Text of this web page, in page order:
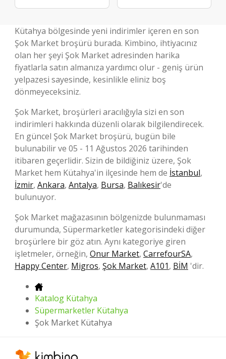
Kütahya bölgesinde yeni indirimler içeren en son
Şok Market broşürü burada. Kimbino, ihtiyacınız
olan her şeyi Şok Market adresinden harika
fiyatlarla satın almanıza yardımcı olur - geniş ürün
yelpazesi sayesinde, kesinlikle eliniz boş
dönmeyeceksiniz.
Şok Market, broşürleri aracılığıyla sizi en son
indirimleri hakkında düzenli olarak bilgilendirecek.
En güncel Şok Market broşürü, bugün bile
bulunabilir ve 05 - 11 Ağustos 2026 tarihinden
itibaren geçerlidir. Sizin de bildiğiniz üzere, Şok
Market hem Kütahya'in ilçesinde hem de İstanbul,
İzmir, Ankara, Antalya, Bursa, Balıkesir'de
bulunuyor.
Şok Market mağazasının bölgenizde bulunmaması
durumunda, Süpermarketler kategorisindeki diğer
broşürlere bir göz atın. Aynı kategoriye giren
işletmeler, örneğin, Onur Market, CarrefourSA,
Happy Center, Migros, Şok Market, A101, BİM 'dir.
Katalog Kütahya
Süpermarketler Kütahya
Şok Market Kütahya